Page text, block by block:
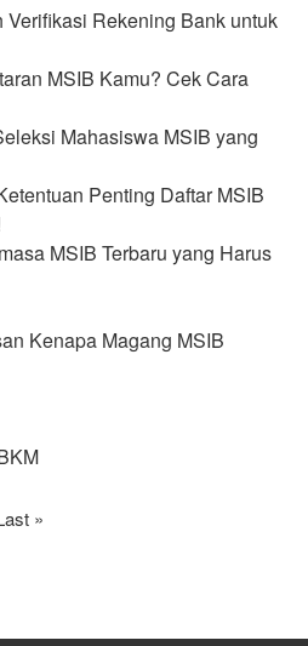
Rekening Bank untuk
MSIB Kamu? Cek Cara
Mahasiswa MSIB yang
Penting Daftar MSIB
MSIB Terbaru yang Harus
Kenapa Magang MSIB
»